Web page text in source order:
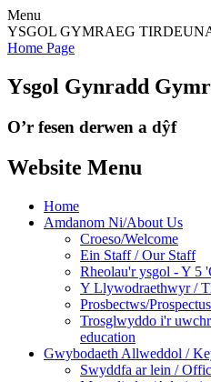
Menu
YSGOL GYMRAEG
Home Page
Ysgol Gynradd
O’r fesen derwen a dŷf
Website Menu
Home
Amdanom Ni/About Us
Croeso/Welcome
Ein Staff / Our Staff
Rheolau'r ysgol - Y 5
Y Llywodraethwyr /
Prosbectws/Prospectus
Trosglwyddo i'r
education
Gwybodaeth Allweddol /
Swyddfa ar lein /